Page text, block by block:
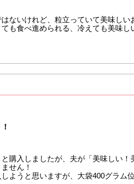
ないけれど、粒立っていて美味し
も食べ進められる、冷えても美味
購入しましたが、夫が「美味しい
せん！
ようと思いますが、大袋400グラム